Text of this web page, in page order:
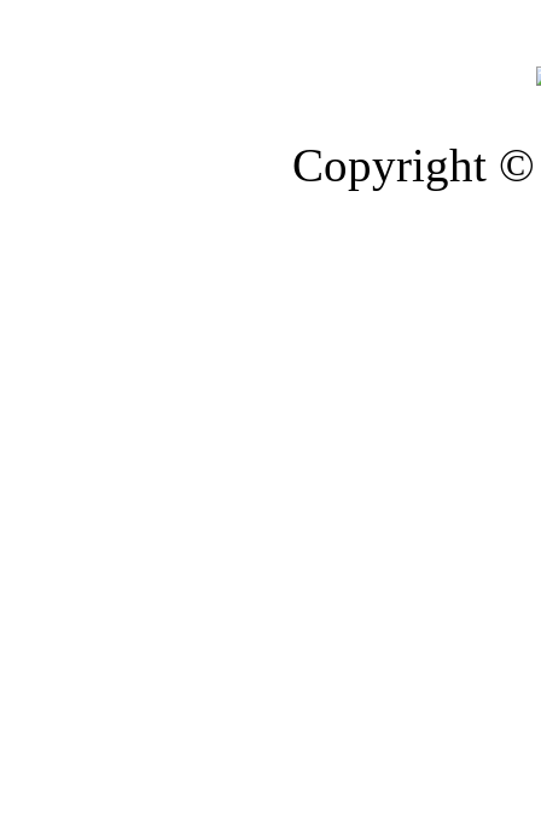
Copyright ©